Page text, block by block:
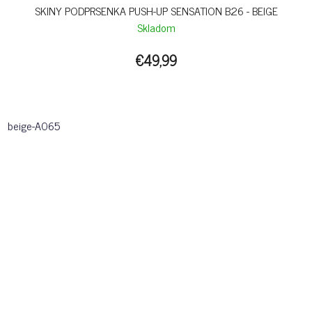
SKINY PODPRSENKA PUSH-UP SENSATION B26 - BEIGE
Skladom
€49,99
beige-A065